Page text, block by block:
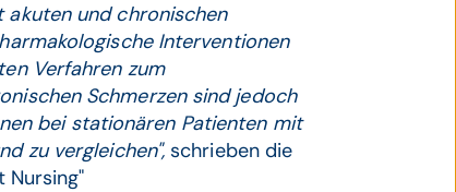
akuten und chronischen
Interventionen
Verfahren zum
Schmerzen sind jedoch
bei stationären Patienten mit
zu vergleichen", schrieben die
Nursing"